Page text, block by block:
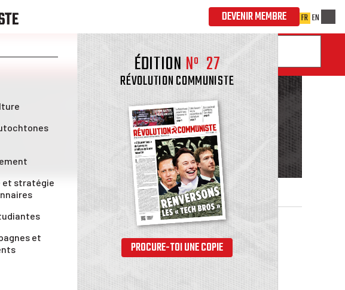
ÉDITION Nº 27
RÉVOLUTION COMMUNISTE
PROCURE-TOI UNE COPIE